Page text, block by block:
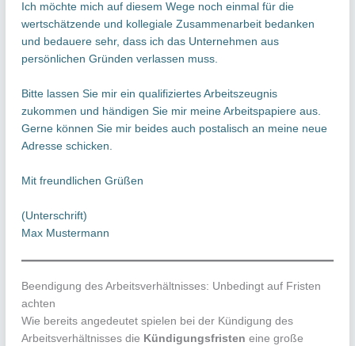
Ich möchte mich auf diesem Wege noch einmal für die
wertschätzende und kollegiale Zusammenarbeit bedanken
und bedauere sehr, dass ich das Unternehmen aus
persönlichen Gründen verlassen muss.
Bitte lassen Sie mir ein qualifiziertes Arbeitszeugnis
zukommen und händigen Sie mir meine Arbeitspapiere aus.
Gerne können Sie mir beides auch postalisch an meine neue
Adresse schicken.
Mit freundlichen Grüßen
(Unterschrift)
Max Mustermann
Beendigung des Arbeitsverhältnisses: Unbedingt auf Fristen
achten
Wie bereits angedeutet spielen bei der Kündigung des
Arbeitsverhältnisses die Kündigungsfristen eine große